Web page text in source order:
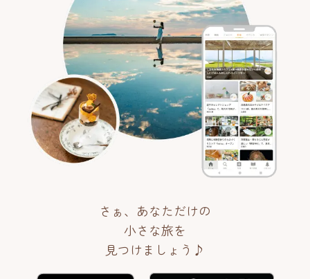
さぁ、あなただけの
小さな旅を
見つけましょう♪